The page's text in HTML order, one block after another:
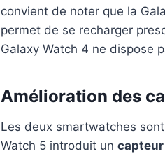
convient de noter que la
permet de se recharger
Galaxy Watch 4 ne dispose
Amélioration des
Les deux smartwatches
Watch 5 introduit un capteur